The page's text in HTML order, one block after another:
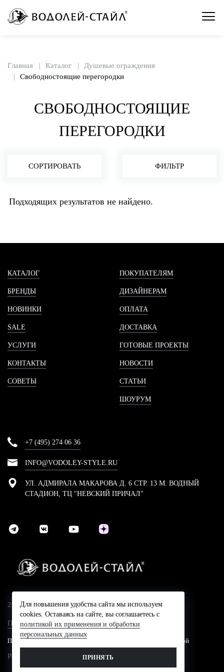
Главная Каталог
Душевые ограждения
Свободностоящие перегородки
СВОБОДНОСТОЯЩИЕ
ПЕРЕГОРОДКИ
СОРТИРОВАТЬ ФИЛЬТР
Подходящих результатов не найдено.
КАТАЛОГ
БРЕНДЫ
НОВИНКИ
SALE
УСЛУГИ
КОНТАКТЫ
СОВЕТЫ
ПОКУПАТЕЛЯМ
ДИЗАЙНЕРАМ
ОПЛАТА
ДОСТАВКА
ГОТОВЫЕ ПРОЕКТЫ
НОВОСТИ
СТАТЬИ
ШОУРУМ
+7 (495) 274 06 36
INFO@VODOLEY-STYLE.RU
УЛ. АДМИРАЛА МАКАРОВА Д. 6 СТР. 13 М. ВОДНЫЙ
СТАДИОН, ТЦ "НЕВСКИЙ ПРИЧАЛ"
2024 © Компания Водолей-Cтайл
Политика конфидециальности
Представленные на сайте цены не являются публичной офертой
Разработано в
Для повышения удобства сайта мы используем
cookies. Оставаясь на сайте, вы соглашаетесь с
политикой их применения и обработки
персональных данных
ПРИНЯТЬ